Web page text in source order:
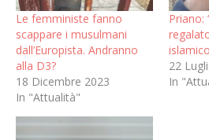
Le femministe fanno
scappare i musulmani
dall’Europista. Andranno
alla D3?
18 Dicembre 2023
In "Attualità"
Priano:
22
In